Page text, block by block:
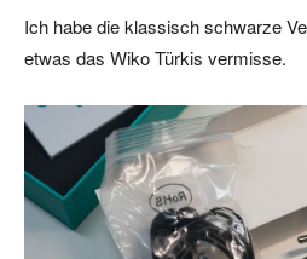
Ich habe die klassisch schwarze
etwas das Wiko Türkis vermisse.